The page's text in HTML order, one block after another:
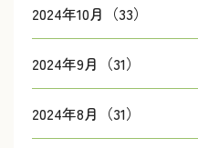
2024年10月（33）
2024年9月（31）
2024年8月（31）